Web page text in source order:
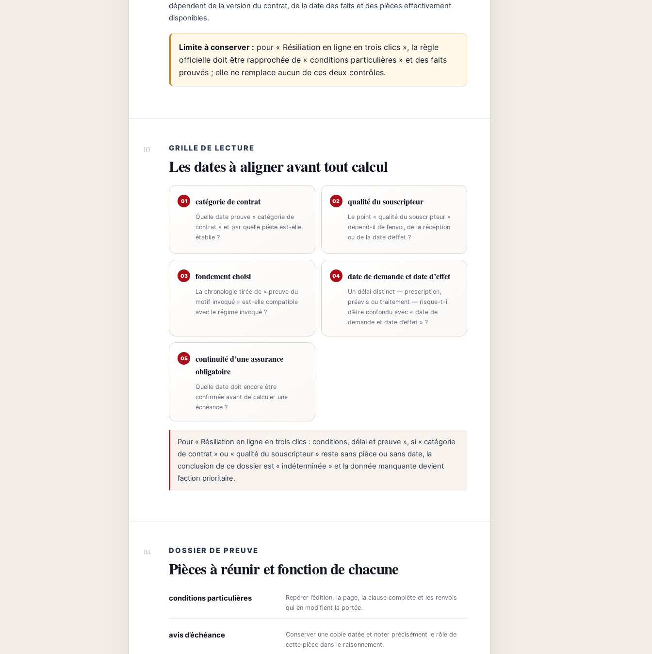
dépendent de la version du contrat, de la date des faits et des pièces effectivement
disponibles.
Limite à conserver : pour « Résiliation en ligne en trois clics », la règle
officielle doit être rapprochée de « conditions particulières » et des faits
prouvés ; elle ne remplace aucun de ces deux contrôles.
GRILLE DE LECTURE
Les dates à aligner avant tout calcul
01 catégorie de contrat
Quelle date prouve « catégorie de
contrat » et par quelle pièce est-elle
établie ?
02 qualité du souscripteur
Le point « qualité du souscripteur »
dépend-il de l’envoi, de la réception
ou de la date d’effet ?
03 fondement choisi
La chronologie tirée de « preuve du
motif invoqué » est-elle compatible
avec le régime invoqué ?
04 date de demande et date d’effet
Un délai distinct — prescription,
préavis ou traitement — risque-t-il
d’être confondu avec « date de
demande et date d’effet » ?
05
continuité d’une assurance
obligatoire
Quelle date doit encore être
confirmée avant de calculer une
échéance ?
Pour « Résiliation en ligne en trois clics : conditions, délai et preuve », si « catégorie
de contrat » ou « qualité du souscripteur » reste sans pièce ou sans date, la
conclusion de ce dossier est « indéterminée » et la donnée manquante devient
l’action prioritaire.
DOSSIER DE PREUVE
Pièces à réunir et fonction de chacune
conditions particulières
Repérer l’édition, la page, la clause complète et les renvois
qui en modifient la portée.
avis d’échéance
Conserver une copie datée et noter précisément le rôle de
cette pièce dans le raisonnement.